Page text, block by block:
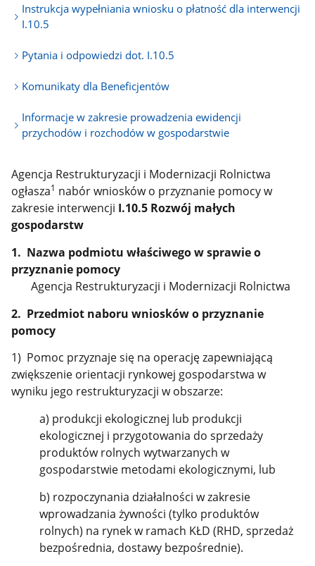
Instrukcja wypełniania wniosku o płatność dla interwencji
I.10.5
Pytania i odpowiedzi dot. I.10.5
Komunikaty dla Beneficjentów
Informacje w zakresie prowadzenia ewidencji
przychodów i rozchodów w gospodarstwie
Agencja Restrukturyzacji i Modernizacji Rolnictwa
ogłasza1 nabór wniosków o przyznanie pomocy w
zakresie interwencji I.10.5 Rozwój małych
gospodarstw
1. Nazwa podmiotu właściwego w sprawie o
przyznanie pomocy
Agencja Restrukturyzacji i Modernizacji Rolnictwa
2. Przedmiot naboru wniosków o przyznanie
pomocy
1) Pomoc przyznaje się na operację zapewniającą
zwiększenie orientacji rynkowej gospodarstwa w
wyniku jego restrukturyzacji w obszarze:
a) produkcji ekologicznej lub produkcji
ekologicznej i przygotowania do sprzedaży
produktów rolnych wytwarzanych w
gospodarstwie metodami ekologicznymi, lub
b) rozpoczynania działalności w zakresie
wprowadzania żywności (tylko produktów
rolnych) na rynek w ramach KŁD (RHD, sprzedaż
bezpośrednia, dostawy bezpośrednie).